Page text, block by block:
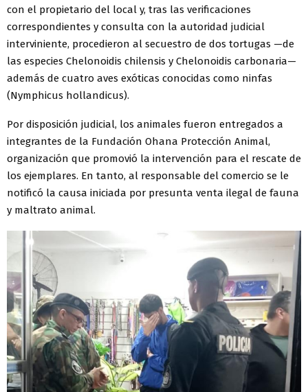
con el propietario del local y, tras las verificaciones
correspondientes y consulta con la autoridad judicial
interviniente, procedieron al secuestro de dos tortugas —de
las especies Chelonoidis chilensis y Chelonoidis carbonaria—
además de cuatro aves exóticas conocidas como ninfas
(Nymphicus hollandicus).
Por disposición judicial, los animales fueron entregados a
integrantes de la Fundación Ohana Protección Animal,
organización que promovió la intervención para el rescate de
los ejemplares. En tanto, al responsable del comercio se le
notificó la causa iniciada por presunta venta ilegal de fauna
y maltrato animal.